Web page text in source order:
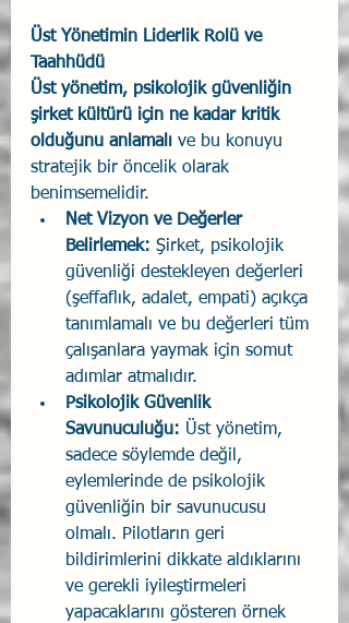
Üst Yönetimin Liderlik Rolü ve
Taahhüdü
Üst yönetim, psikolojik güvenliğin
şirket kültürü için ne kadar kritik
olduğunu anlamalı ve bu konuyu
stratejik bir öncelik olarak
benimsemelidir.
Net Vizyon ve Değerler
Belirlemek: Şirket, psikolojik
güvenliği destekleyen değerleri
(şeffaflık, adalet, empati) açıkça
tanımlamalı ve bu değerleri tüm
çalışanlara yaymak için somut
adımlar atmalıdır.
Psikolojik Güvenlik
Savunuculuğu: Üst yönetim,
sadece söylemde değil,
eylemlerinde de psikolojik
güvenliğin bir savunucusu
olmalı. Pilotların geri
bildirimlerini dikkate aldıklarını
ve gerekli iyileştirmeleri
yapacaklarını gösteren örnek